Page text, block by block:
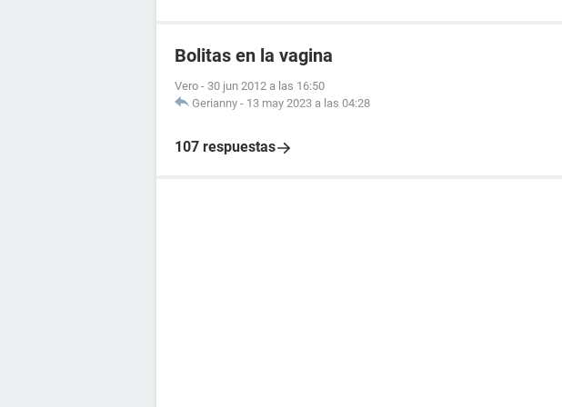
Bolitas en la vagina
Vero - 30 jun 2012 a las 16:50
Gerianny - 13 may 2023 a las 04:28
107 respuestas